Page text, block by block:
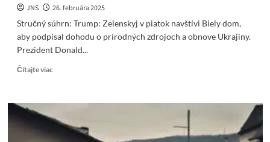
JNS
26. februára 2025
Stručný súhrn: Trump: Zelenskyj v piatok navštívi Biely dom,
aby podpísal dohodu o prírodných zdrojoch a obnove Ukrajiny.
Prezident Donald...
Čítajte viacRead
Trump:
piatok